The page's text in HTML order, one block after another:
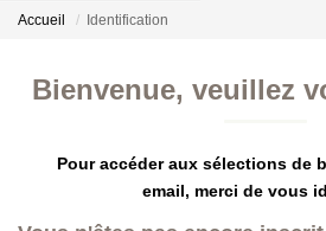
FAIRE
Accueil Identification
Bienvenue, veuillez
Pour accéder aux sélections de
email, merci de vous